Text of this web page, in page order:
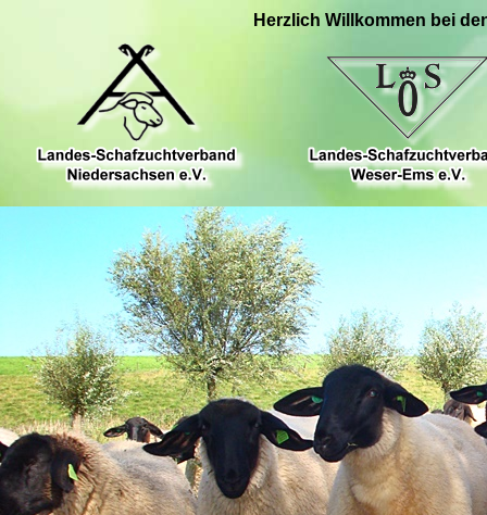
Herzlich Willkommen bei